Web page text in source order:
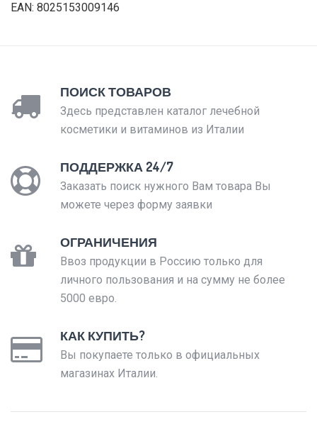
EAN: 8025153009146
ПОИСК ТОВАРОВ
Здесь представлен каталог лечебной
косметики и витаминов из Италии
ПОДДЕРЖКА 24/7
Заказать поиск нужного Вам товара Вы
можете через форму заявки
ОГРАНИЧЕНИЯ
Ввоз продукции в Россию только для
личного пользования и на сумму не более
5000 евро.
КАК КУПИТЬ?
Вы покупаете только в официальных
магазинах Италии.